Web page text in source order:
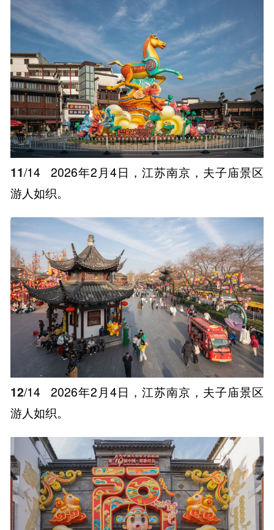
11/14
2026年2月4日，江苏南京，夫子庙景区
游人如织。
12/14
2026年2月4日，江苏南京，夫子庙景区
游人如织。